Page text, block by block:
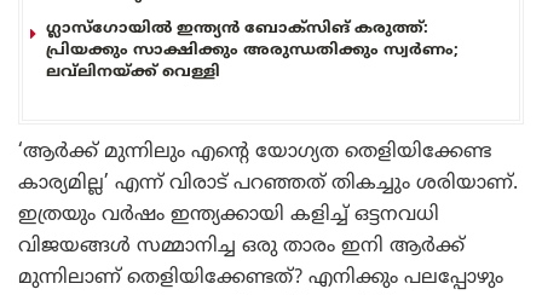
ഗ്ലാസ്‌ഗോയിൽ ഇന്ത്യൻ ബോക്സിങ് കരുത്ത്:
പ്രിയക്കും സാക്ഷിക്കും അരുന്ധതിക്കും സ്വർണം;
ലവ്‌ലിനയ്ക്ക് വെള്ളി
‘ആർക്ക് മുന്നിലും എന്റെ യോഗ്യത തെളിയിക്കേണ്ട
കാര്യമില്ല’ എന്ന് വിരാട് പറഞ്ഞത് തികച്ചും ശരിയാണ്.
ഇത്രയും വർഷം ഇന്ത്യക്കായി കളിച്ച് ഒട്ടനവധി
വിജയങ്ങൾ സമ്മാനിച്ച ഒരു താരം ഇനി ആർക്ക്
മുന്നിലാണ് തെളിയിക്കേണ്ടത്? എനിക്കും പലപ്പോഴും